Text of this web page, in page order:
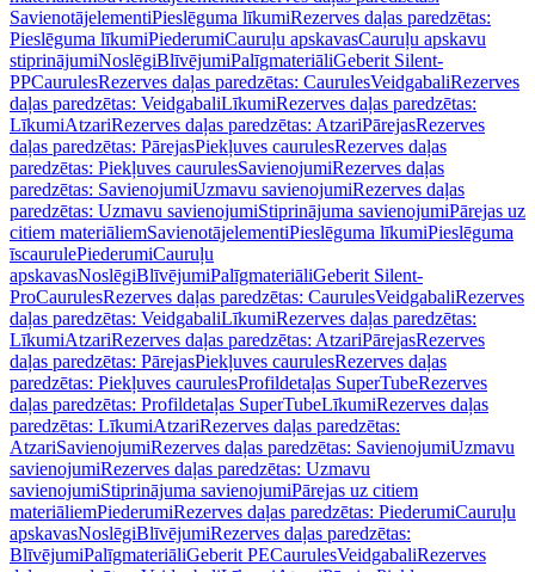
SavienotājelementiPieslēguma līkumiRezerves daļas paredzētas:
Pieslēguma līkumiPiederumiCauruļu apskavasCauruļu apskavu
stiprinājumiNoslēgiBlīvējumiPalīgmateriāliGeberit Silent-
PPCaurulesRezerves daļas paredzētas: CaurulesVeidgabaliRezerves
daļas paredzētas: VeidgabaliLīkumiRezerves daļas paredzētas:
LīkumiAtzariRezerves daļas paredzētas: AtzariPārejasRezerves
daļas paredzētas: PārejasPiekļuves caurulesRezerves daļas
paredzētas: Piekļuves caurulesSavienojumiRezerves daļas
paredzētas: SavienojumiUzmavu savienojumiRezerves daļas
paredzētas: Uzmavu savienojumiStiprinājuma savienojumiPārejas uz
citiem materiāliemSavienotājelementiPieslēguma līkumiPieslēguma
īscaurulePiederumiCauruļu
apskavasNoslēgiBlīvējumiPalīgmateriāliGeberit Silent-
ProCaurulesRezerves daļas paredzētas: CaurulesVeidgabaliRezerves
daļas paredzētas: VeidgabaliLīkumiRezerves daļas paredzētas:
LīkumiAtzariRezerves daļas paredzētas: AtzariPārejasRezerves
daļas paredzētas: PārejasPiekļuves caurulesRezerves daļas
paredzētas: Piekļuves caurulesProfildetaļas SuperTubeRezerves
daļas paredzētas: Profildetaļas SuperTubeLīkumiRezerves daļas
paredzētas: LīkumiAtzariRezerves daļas paredzētas:
AtzariSavienojumiRezerves daļas paredzētas: SavienojumiUzmavu
savienojumiRezerves daļas paredzētas: Uzmavu
savienojumiStiprinājuma savienojumiPārejas uz citiem
materiāliemPiederumiRezerves daļas paredzētas: PiederumiCauruļu
apskavasNoslēgiBlīvējumiRezerves daļas paredzētas:
BlīvējumiPalīgmateriāliGeberit PECaurulesVeidgabaliRezerves